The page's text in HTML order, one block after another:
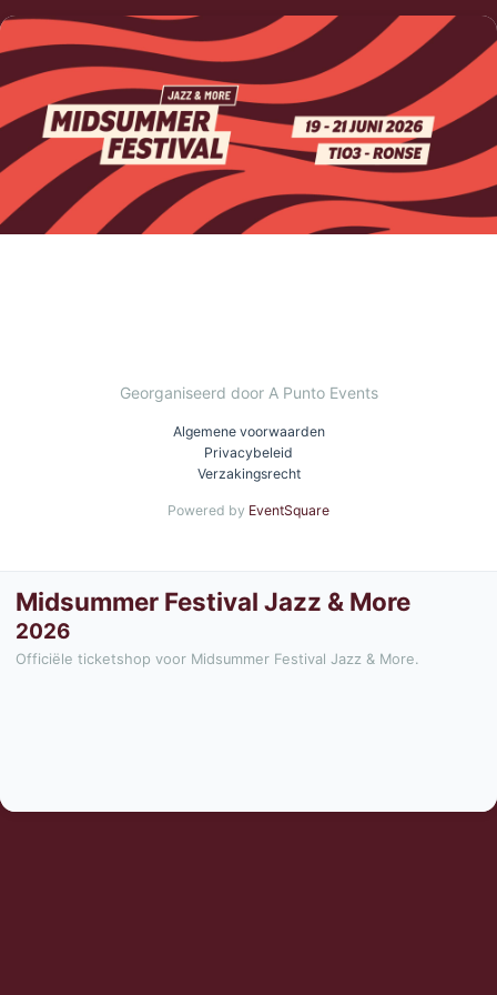
Georganiseerd door A Punto Events
Algemene voorwaarden
Privacybeleid
Verzakingsrecht
Powered by EventSquare
Midsummer Festival Jazz & More
2026
Officiële ticketshop voor Midsummer Festival Jazz & More.